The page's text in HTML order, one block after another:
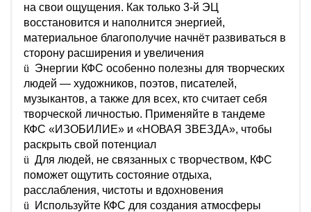
на свои ощущения. Как только 3-й ЭЦ
восстановится и наполнится энергией,
материальное благополучие начнёт развиваться в
сторону расширения и увеличения
ü Энергии КФС особенно полезны для творческих
людей — художников, поэтов, писателей,
музыкантов, а также для всех, кто считает себя
творческой личностью. Применяйте в тандеме
КФС «ИЗОБИЛИЕ» и «НОВАЯ ЗВЕЗДА», чтобы
раскрыть свой потенциал
ü Для людей, не связанных с творчеством, КФС
поможет ощутить состояние отдыха,
расслабления, чистоты и вдохновения
ü
Используйте КФС для создания атмосферы